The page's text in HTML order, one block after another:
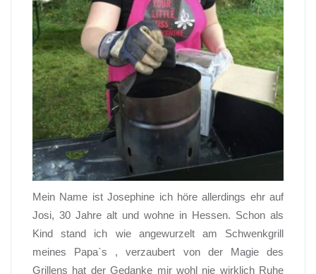
Mein Name ist Josephine ich höre allerdings ehr auf
Josi, 30 Jahre alt und wohne in Hessen. Schon als
Kind stand ich wie angewurzelt am Schwenkgrill
meines Papa`s , verzaubert von der Magie des
Grillens hat der Gedanke mir wohl nie wirklich Ruhe